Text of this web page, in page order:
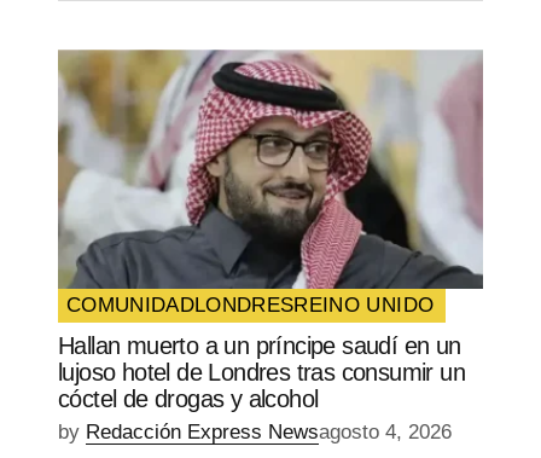
COMUNIDADLONDRESREINO UNIDO
Hallan muerto a un príncipe saudí en un
lujoso hotel de Londres tras consumir un
cóctel de drogas y alcohol
by Redacción Express Newsagosto 4, 2026